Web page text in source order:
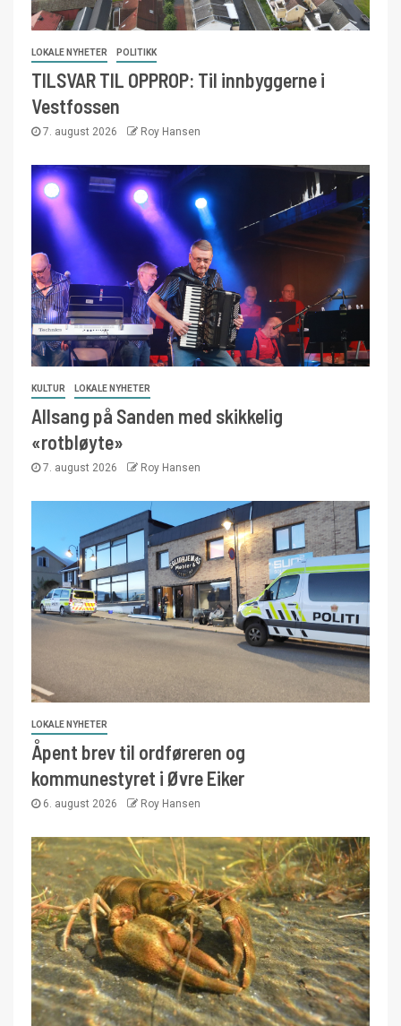
LOKALE NYHETER POLITIKK
TILSVAR TIL OPPROP: Til innbyggerne i
Vestfossen
7. august 2026 Roy Hansen
KULTUR LOKALE NYHETER
Allsang på Sanden med skikkelig
«rotbløyte»
7. august 2026 Roy Hansen
LOKALE NYHETER
Åpent brev til ordføreren og
kommunestyret i Øvre Eiker
6. august 2026 Roy Hansen